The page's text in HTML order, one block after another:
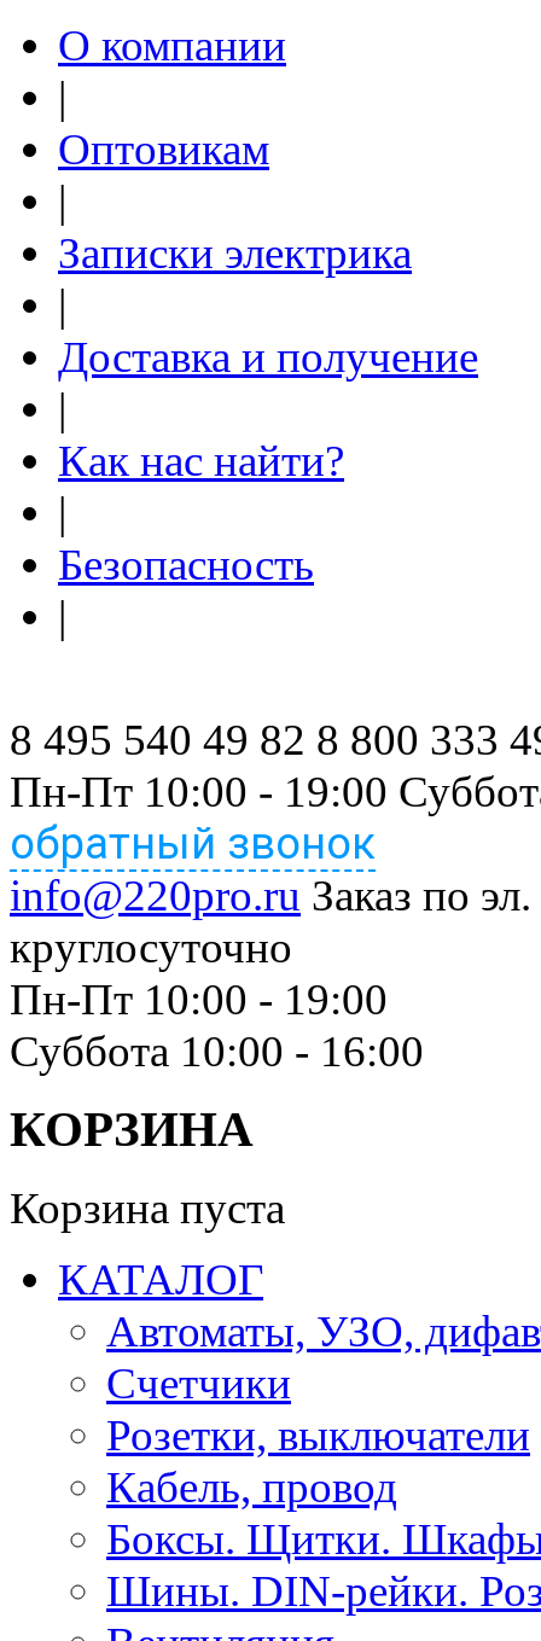
О компании
|
Оптовикам
|
Записки электрика
|
Доставка и получение
|
Как нас найти?
|
Безопасность
|
8 495 540 49 82 8 800 333
Пн-Пт 10:00 - 19:00
обратный звонок
info@220pro.ru Заказ по
круглосуточно
Пн-Пт 10:00 - 19:00
Суббота 10:00 - 16:00
КОРЗИНА
Корзина пуста
КАТАЛОГ
Автоматы, УЗО,
Счетчики
Розетки, выключатели
Кабель, провод
Боксы. Щитки.
Шины. DIN-рейки.